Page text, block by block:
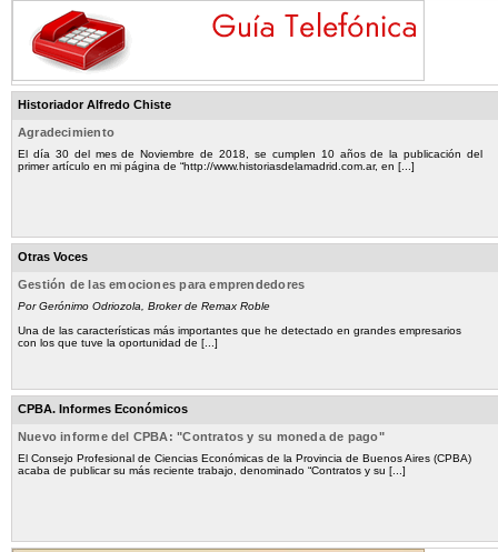
Historiador Alfredo Chiste
Agradecimiento
El día 30 del mes de Noviembre de 2018, se cumplen 10 años de la publicación del
primer artículo en mi página de “http://www.historiasdelamadrid.com.ar, en [...]
Otras Voces
Gestión de las emociones para emprendedores
Por Gerónimo Odriozola, Broker de Remax Roble
Una de las características más importantes que he detectado en grandes empresarios
con los que tuve la oportunidad de [...]
CPBA. Informes Económicos
Nuevo informe del CPBA: "Contratos y su moneda de pago"
El Consejo Profesional de Ciencias Económicas de la Provincia de Buenos Aires (CPBA)
acaba de publicar su más reciente trabajo, denominado “Contratos y su [...]